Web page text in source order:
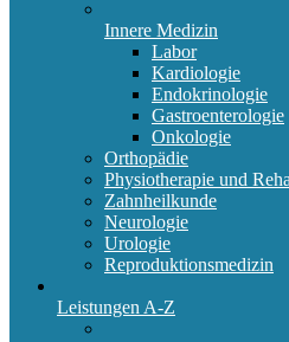
Innere Medizin
Labor
Kardiologie
Endokrinologie
Gastroenterologie
Onkologie
Orthopädie
Physiotherapie und
Zahnheilkunde
Neurologie
Urologie
Reproduktionsmedizin
Leistungen A-Z